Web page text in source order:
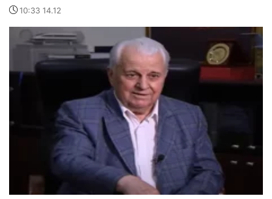
10:33 14.12